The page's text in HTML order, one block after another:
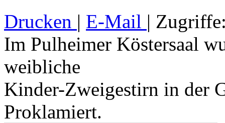
Drucken | E-Mail |
Im Pulheimer Köstersaal
weibliche
Kinder-Zweigestirn in der
Proklamiert.